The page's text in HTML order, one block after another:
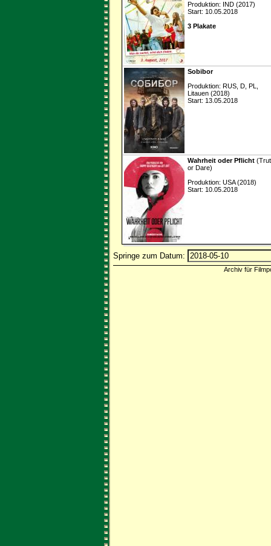
Produktion: IND (2017)
Start: 10.05.2018
3 Plakate
Sobibor
Produktion: RUS, D, PL,
Litauen (2018)
Start: 13.05.2018
Wahrheit oder Pflicht
or Dare)
Produktion: USA (2018)
Start: 10.05.2018
Springe zum Datum:
Archiv für